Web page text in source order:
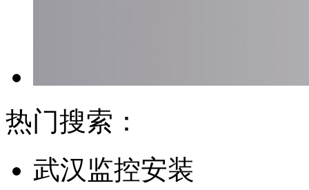
热门搜索：
武汉监控安装